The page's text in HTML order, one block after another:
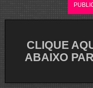
CLIQUE
ABAIXO